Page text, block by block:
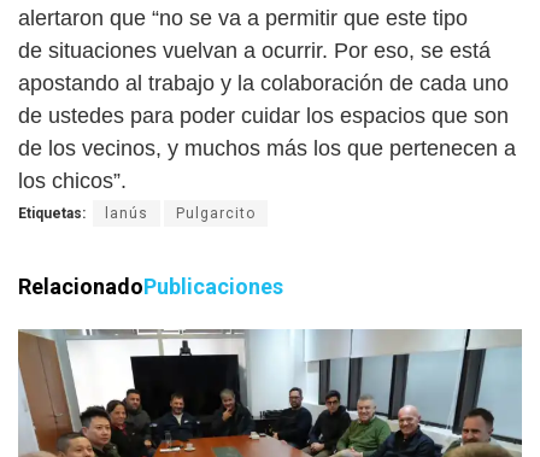
alertaron que “no se va a permitir que este tipo
de situaciones vuelvan a ocurrir. Por eso, se está
apostando al trabajo y la colaboración de cada uno
de ustedes para poder cuidar los espacios que son
de los vecinos, y muchos más los que pertenecen a
los chicos”.
Etiquetas: lanús Pulgarcito
RelacionadoPublicaciones